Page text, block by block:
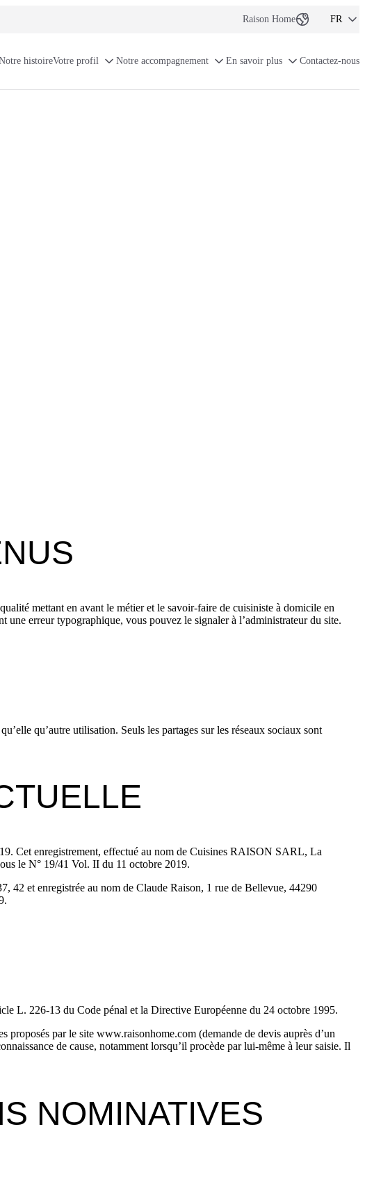
Raison Home FR
histoireVotre profil Notre accompagnement En savoir plus Contactez-nous
mettant en avant le métier et le savoir-faire de cuisiniste à domicile en
erreur typographique, vous pouvez le signaler à l’administrateur du site.
qu’autre utilisation. Seuls les partages sur les réseaux sociaux sont
Cet enregistrement, effectué au nom de Cuisines RAISON SARL, La
le N° 19/41 Vol. II du 11 octobre 2019.
42 et enregistrée au nom de Claude Raison, 1 rue de Bellevue, 44290
L. 226-13 du Code pénal et la Directive Européenne du 24 octobre 1995.
proposés par le site www.raisonhome.com (demande de devis auprès d’un
de cause, notamment lorsqu’il procède par lui-même à leur saisie. Il
NOMINATIVES